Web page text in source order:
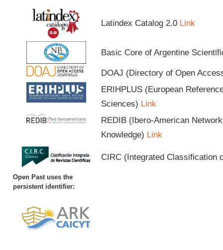
Latindex Catalog 2.0 Link
Basic Core of Argentine
DOAJ (Directory of Open
ERIHPLUS (European
Sciences) Link
REDIB (Ibero-American
Knowledge) Link
CIRC (Integrated Classification
Open Past uses the
persistent identifier: